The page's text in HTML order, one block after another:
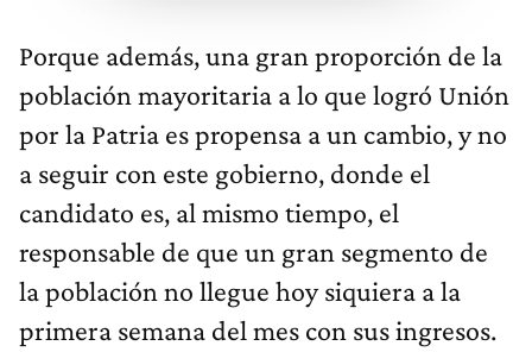
Porque además, una gran proporción de la
población mayoritaria a lo que logró Unión
por la Patria es propensa a un cambio, y no
a seguir con este gobierno, donde el
candidato es, al mismo tiempo, el
responsable de que un gran segmento de
la población no llegue hoy siquiera a la
primera semana del mes con sus ingresos.